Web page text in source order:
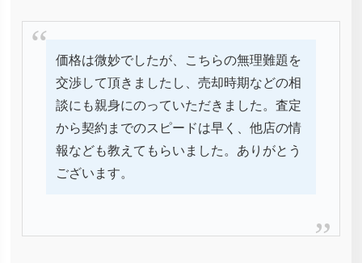
価格は微妙でしたが、こちらの無理難題を
交渉して頂きましたし、売却時期などの相
談にも親身にのっていただきました。査定
から契約までのスピードは早く、他店の情
報なども教えてもらいました。ありがとう
ございます。